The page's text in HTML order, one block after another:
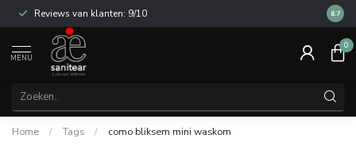
Reviews van klanten: 9/10 14
8.7
MENU
0
Home / Tags / como bliksem mini waskom